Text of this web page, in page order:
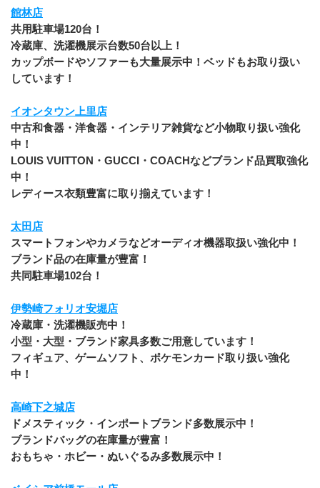
館林店
共用駐車場120台！
冷蔵庫、洗濯機展示台数50台以上！
カップボードやソファーも大量展示中！ベッドもお取り扱い
しています！
イオンタウン上里店
中古和食器・洋食器・インテリア雑貨など小物取り扱い強化
中！
LOUIS VUITTON・GUCCI・COACHなどブランド品買取強化
中！
レディース衣類豊富に取り揃えています！
太田店
スマートフォンやカメラなどオーディオ機器取扱い強化中！
ブランド品の在庫量が豊富！
共同駐車場102台！
伊勢崎フォリオ安堀店
冷蔵庫・洗濯機販売中！
小型・大型・ブランド家具多数ご用意しています！
﻿フィギュア、ゲームソフト、ポケモンカード取り扱い強化
中！
高崎下之城店
ドメスティック・インポートブランド多数展示中！
ブランドバッグの在庫量が豊富！
おもちゃ・ホビー・ぬいぐるみ多数展示中！